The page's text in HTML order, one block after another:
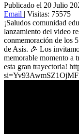
Publicado el 20 Julio
Email | Visitas: 75575
¡Saludos comunidad
lanzamiento del video
conmemoración de los
de Asís. 🎉 Los
memorable momento a
esta gran trayectoria!